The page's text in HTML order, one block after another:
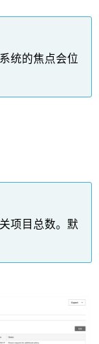
统的焦点会位
项目总数。默